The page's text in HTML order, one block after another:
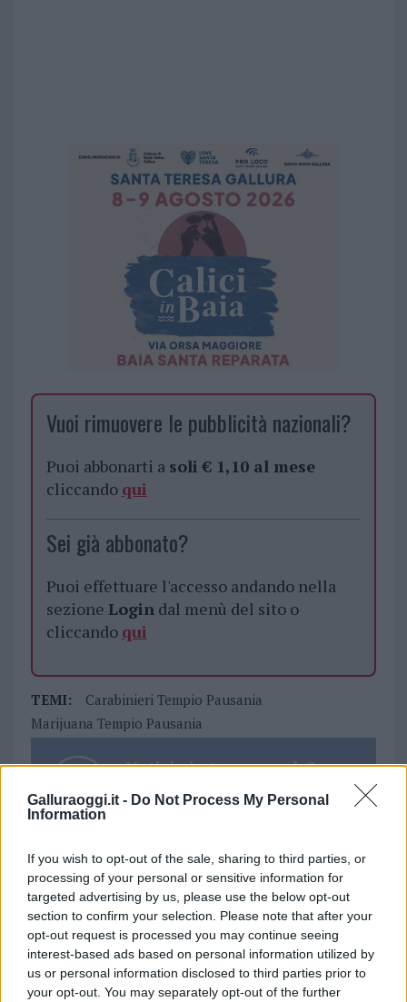
Galluraoggi.it - Do Not Process My Personal
Information
If you wish to opt-out of the sale, sharing to third parties, or
processing of your personal or sensitive information for
targeted advertising by us, please use the below opt-out
section to confirm your selection. Please note that after your
opt-out request is processed you may continue seeing
interest-based ads based on personal information utilized by
us or personal information disclosed to third parties prior to
your opt-out. You may separately opt-out of the further
Vuoi rimuovere le pubblicità nazionali?
Puoi abbonarti a soli € 1,10 al mese
cliccando qui
Sei già abbonato?
Puoi effettuare l'accesso andando nella
sezione Logindal menù del sito o
cliccando qui
TEMI:
Carabinieri Tempio Pausania
Marijuana Tempio Pausania
Notizie in tempo reale?
Entra nel canale telegram di
Inviaci le tue segnalazioni,
i tuoi video e le tue foto
Su WhatsApp al numero +39
345 356 7512